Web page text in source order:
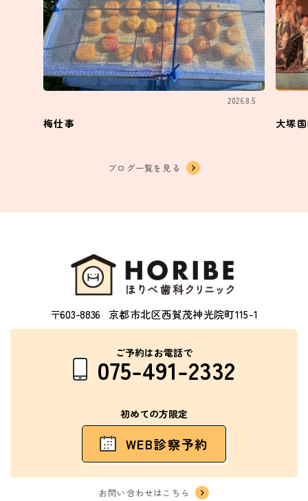
2026.8.5
梅仕事 大塚
ブログ一覧を見る
〒603-8836 京都市北区西賀茂神光院町115-1
ご予約はお電話で
075-491-2332
初めての方限定
WEB診察予約
お問い合わせはこちら